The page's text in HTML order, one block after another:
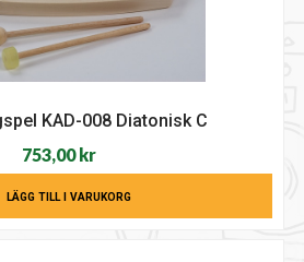
KAD-008 Diatonisk C
753,00 kr
LÄGG TILL I VARUKORG